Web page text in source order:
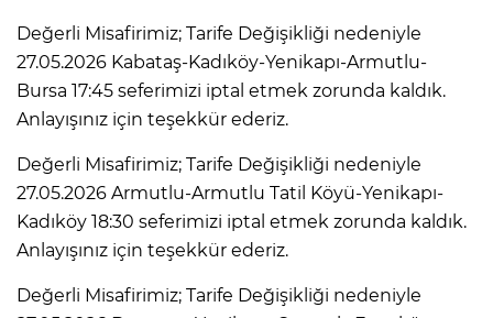
Değerli Misafirimiz; Tarife Değişikliği nedeniyle
27.05.2026 Kabataş-Kadıköy-Yenikapı-Armutlu-
Bursa 17:45 seferimizi iptal etmek zorunda kaldık.
Anlayışınız için teşekkür ederiz.
Değerli Misafirimiz; Tarife Değişikliği nedeniyle
27.05.2026 Armutlu-Armutlu Tatil Köyü-Yenikapı-
Kadıköy 18:30 seferimizi iptal etmek zorunda kaldık.
Anlayışınız için teşekkür ederiz.
Değerli Misafirimiz; Tarife Değişikliği nedeniyle